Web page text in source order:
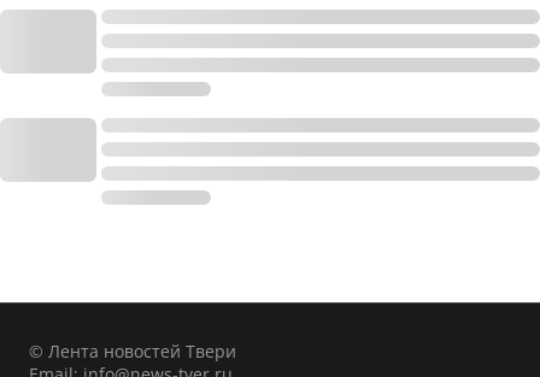
© Лента новостей Твери